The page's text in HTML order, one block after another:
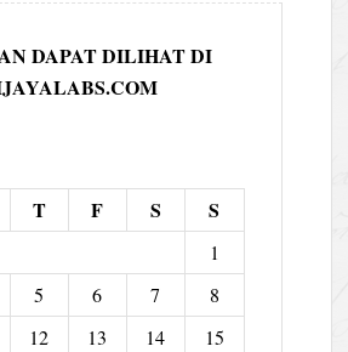
DAPAT DILIHAT DI
T F S S
1
5 6 7
8
12 13 14 15